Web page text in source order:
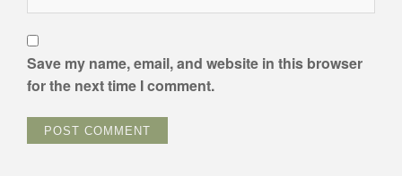
Save my name, email, and website in this browser
for the next time I comment.